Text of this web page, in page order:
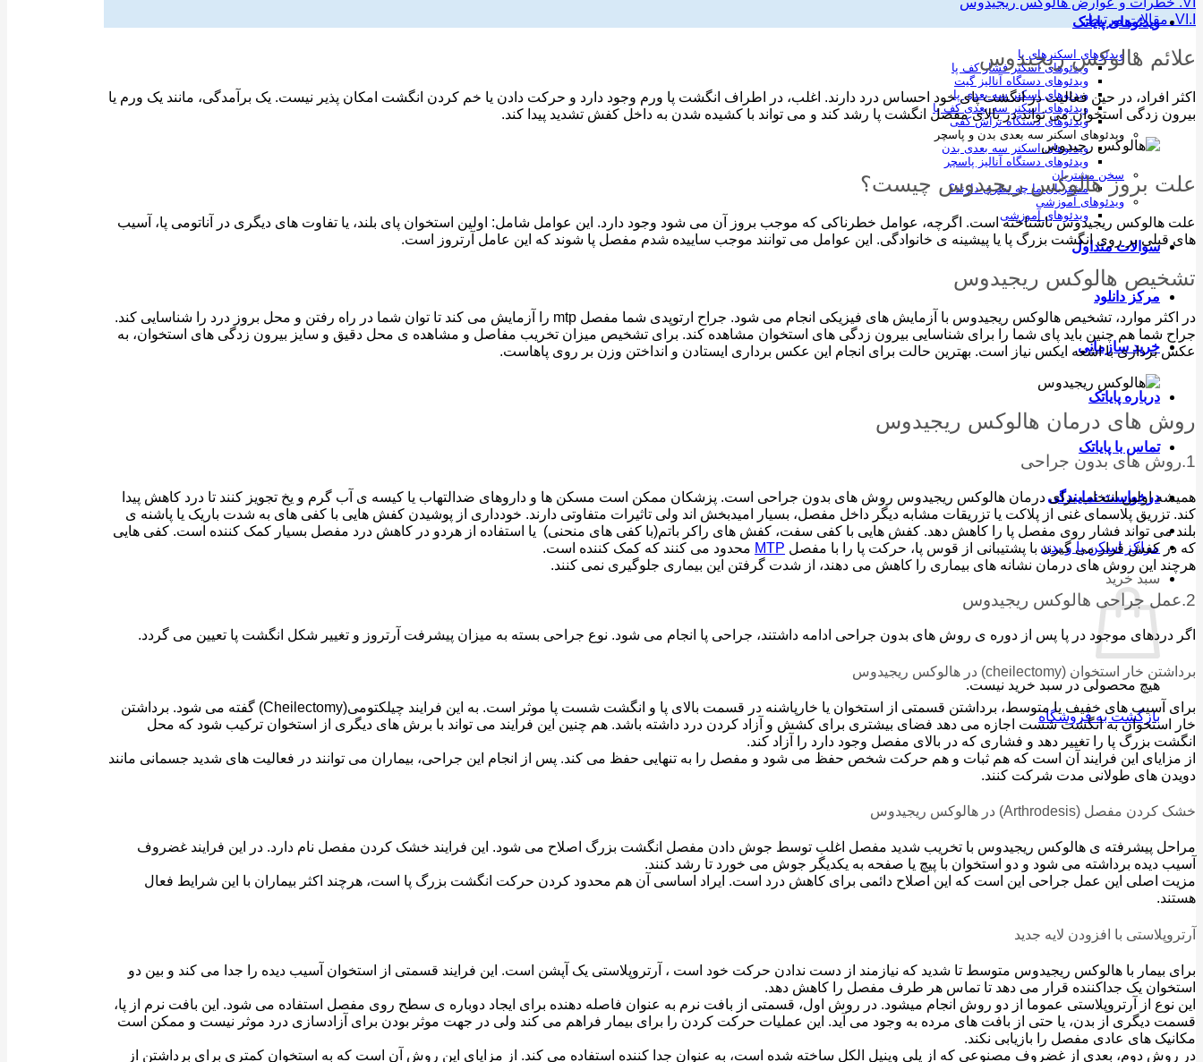
ویدئوهای پایاتک
ویدئوهای اسکنرهای پا
ویدئوهای اسکنر فشار کف پا
ویدئوهای دستگاه آنالیز گیت
ویدئوهای اسکنر سه بعدی پا
ویدئوهای اسکنر سه بعدی کف پا
ویدئوهای دستگاه تراش کفی
ویدئوهای اسکنر سه بعدی بدن و پاسچر
ویدئوهای اسکنر سه بعدی بدن
ویدئوهای دستگاه آنالیز پاسچر
سخن مشتریان
مشتریان ما چه نظری دارند؟
ویدئوهای آموزشی
ویدئوهای آموزشی
سوالات متداول
مرکز دانلود
خرید سازمانی
درباره پایاتک
تماس با پایاتک
درخواست نمایندگی
مراکز اسکن پا و بدن
سبد خرید
هیچ محصولی در سبد خرید نیست.
بازگشت به فروشگاه
VI.I. مقالات مرتبط:
علائم هالوکس ریجیدوس
اکثر افراد، در حین فعالیت در انگشت پای خود احساس درد دارند. اغلب، در اطراف انگشت پا ورم وجود دارد و حرکت دادن یا خم کردن انگشت امکان پذیر نیست. یک برآمدگی، مانند یک ورم یا
بیرون زدگی استخوان می تواند در بالای مفصل انگشت پا رشد کند و می تواند با کشیده شدن به داخل کفش تشدید پیدا کند.
علت بروز هالوکس ریجیدوس چیست؟
علت هالوکس ریجیدوس ناشناخته است. اگرچه، عوامل خطرناکی که موجب بروز آن می شود وجود دارد. این عوامل شامل: اولین استخوان پای بلند، یا تفاوت های دیگری در آناتومی پا، آسیب
های قبلی بر روی انگشت بزرگ پا یا پیشینه ی خانوادگی. این عوامل می توانند موجب ساییده شدم مفصل پا شوند که این عامل آرتروز است.
تشخیص هالوکس ریجیدوس
در اکثر موارد، تشخیص هالوکس ریجیدوس با آزمایش های فیزیکی انجام می شود. جراح ارتوپدی شما مفصل mtp را آزمایش می کند تا توان شما در راه رفتن و محل بروز درد را شناسایی کند.
جراح شما هم چنین باید پای شما را برای شناسایی بیرون زدگی های استخوان مشاهده کند. برای تشخیص میزان تخریب مفاصل و مشاهده ی محل دقیق و سایز بیرون زدگی های استخوان، به
عکس برداری با اشعه ایکس نیاز است. بهترین حالت برای انجام این عکس برداری ایستادن و انداختن وزن بر روی پاهاست.
روش های درمان هالوکس ریجیدوس
1.روش های بدون جراحی
همیشه اولین انتخاب برای درمان هالوکس ریجیدوس روش های بدون جراحی است. پزشکان ممکن است مسکن ها و داروهای ضدالتهاب یا کیسه ی آب گرم و یخ تجویز کنند تا درد کاهش پیدا
کند. تزریق پلاسمای غنی از پلاکت یا تزریقات مشابه دیگر داخل مفصل، بسیار امیدبخش اند ولی تاثیرات متفاوتی دارند. خودداری از پوشیدن کفش هایی با کفی های به شدت باریک یا پاشنه ی
بلند می تواند فشار روی مفصل پا را کاهش دهد. کفش هایی با کفی سفت، کفش های راکر باتم(با کفی های منحنی) یا استفاده از هردو در کاهش درد مفصل بسیار کمک کننده است. کفی هایی
که در کفش قرار می گیرند با پشتیبانی از قوس پا، حرکت پا را با مفصل MTP محدود می کنند که کمک کننده است.
هرچند این روش های درمان نشانه های بیماری را کاهش می دهند، از شدت گرفتن این بیماری جلوگیری نمی کنند.
2.عمل جراحی هالوکس ریجیدوس
اگر دردهای موجود در پا پس از دوره ی روش های بدون جراحی ادامه داشتند، جراحی پا انجام می شود. نوع جراحی بسته به میزان پیشرفت آرتروز و تغییر شکل انگشت پا تعیین می گردد.
برداشتن خار استخوان (cheilectomy) در هالوکس ریجیدوس
برای آسیب های خفیف یا متوسط، برداشتن قسمتی از استخوان یا خارپاشنه در قسمت بالای پا و انگشت شست پا موثر است. به این فرایند چیلکتومی(Cheilectomy) گفته می شود. برداشتن
خار استخوان به انگشت شست اجازه می دهد فضای بیشتری برای کشش و آزاد کردن درد داشته باشد. هم چنین این فرایند می تواند با برش های دیگری از استخوان ترکیب شود که محل
انگشت بزرگ پا را تغییر دهد و فشاری که در بالای مفصل وجود دارد را آزاد کند.
از مزایای این فرایند آن است که هم ثبات و هم حرکت شخص حفظ می شود و مفصل را به تنهایی حفظ می کند. پس از انجام این جراحی، بیماران می توانند در فعالیت های شدید جسمانی مانند
دویدن های طولانی مدت شرکت کنند.
خشک کردن مفصل (Arthrodesis) در هالوکس ریجیدوس
مراحل پیشرفته ی هالوکس ریجیدوس با تخریب شدید مفصل اغلب توسط جوش دادن مفصل انگشت بزرگ اصلاح می شود. این فرایند خشک کردن مفصل نام دارد. در این فرایند غضروف
آسیب دیده برداشته می شود و دو استخوان با پیچ یا صفحه به یکدیگر جوش می خورد تا رشد کنند.
مزیت اصلی این عمل جراحی این است که این اصلاح دائمی برای کاهش درد است. ایراد اساسی آن هم محدود کردن حرکت انگشت بزرگ پا است، هرچند اکثر بیماران با این شرایط فعال
هستند.
آرتروپلاستی با افزودن لایه جدید
برای بیمار با هالوکس ریجیدوس متوسط تا شدید که نیازمند از دست ندادن حرکت خود است ، آرتروپلاستی یک آپشن است. این فرایند قسمتی از استخوان آسیب دیده را جدا می کند و بین دو
استخوان یک جداکننده قرار می دهد تا تماس هر طرف مفصل را کاهش دهد.
این نوع از آرتروپلاستی عموما از دو روش انجام میشود. در روش اول، قسمتی از بافت نرم به عنوان فاصله دهنده برای ایجاد دوباره ی سطح روی مفصل استفاده می شود. این بافت نرم از پا،
قسمت دیگری از بدن، یا حتی از بافت های مرده به وجود می آید. این عملیات حرکت کردن را برای بیمار فراهم می کند ولی در جهت موثر بودن برای آزادسازی درد موثر نیست و ممکن است
مکانیک های عادی مفصل را بازیابی نکند.
در روش دوم، بعدی از غضروف مصنوعی که از پلی وینیل الکل ساخته شده است، به عنوان جدا کننده استفاده می کند. از مزایای این روش آن است که به استخوان کمتری برای برداشتن از